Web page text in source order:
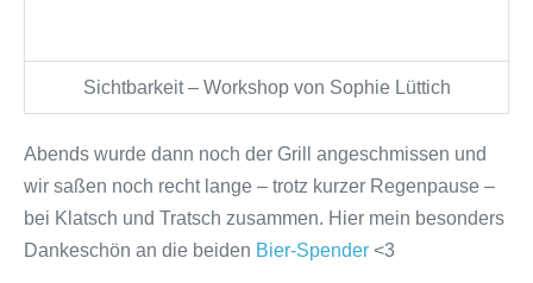
Sichtbarkeit – Workshop von Sophie Lüttich
Abends wurde dann noch der Grill angeschmissen und
wir saßen noch recht lange – trotz kurzer Regenpause –
bei Klatsch und Tratsch zusammen. Hier mein besonders
Dankeschön an die beiden Bier-Spender <3